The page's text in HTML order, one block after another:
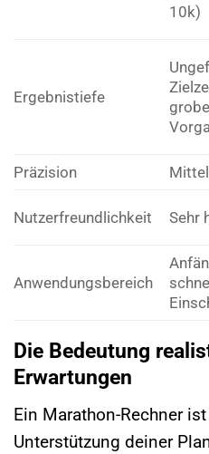
10k)
Ergebnistiefe
Präzision
Nutzerfreundlichkeit Sehr
Anwendungsbereich
Die Bedeutung
Erwartungen
Ein Marathon-Rechner
Unterstützung deiner